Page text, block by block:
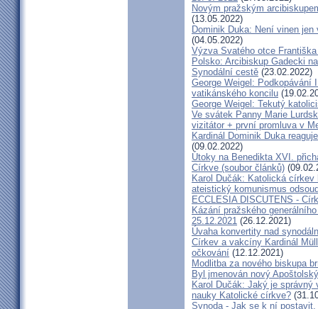
Novým pražským
(13.05.2022)
Dominik Duka: Není vinen
(04.05.2022)
Výzva Svatého otce
Polsko: Arcibiskup Gadecki
Synodální cestě (23.02.2022)
George Weigel: Podkopávání
vatikánského koncilu
George Weigel: Tekutý
Ve svátek Panny Marie
vizitátor + první promluva v
Kardinál Dominik Duka
(09.02.2022)
Útoky na Benedikta XVI.
Církve (soubor článků)
Karol Dučák: Katolická církev
ateistický komunismus
ECCLESIA DISCUTENS -
Kázání pražského
25.12.2021 (26.12.2021)
Úvaha konvertity nad
Církev a vakcíny Kardinál
očkování (12.12.2021)
Modlitba za nového biskupa
Byl jmenován nový
Karol Dučák: Jaký je
nauky Katolické církve?
Synoda - Jak se k ní